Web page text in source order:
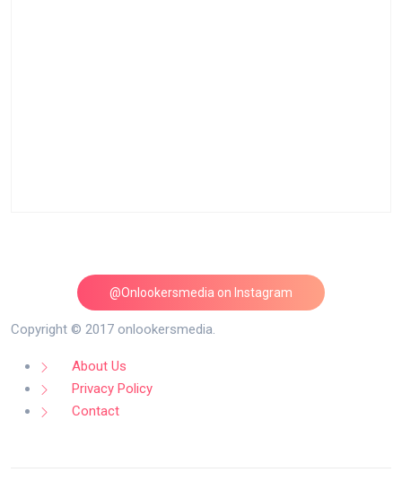
@Onlookersmedia on Instagram
Follow on Instagram
Copyright © 2017 onlookersmedia.
About Us
Privacy Policy
Contact